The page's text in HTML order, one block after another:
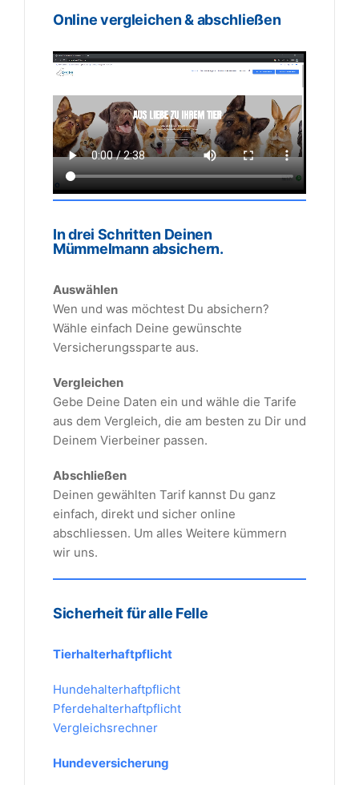
Online vergleichen & abschließen
In drei Schritten Deinen
Mümmelmann absichern.
Auswählen
Wen und was möchtest Du absichern?
Wähle einfach Deine gewünschte
Versicherungssparte aus.
Vergleichen
Gebe Deine Daten ein und wähle die Tarife
aus dem Vergleich, die am besten zu Dir und
Deinem Vierbeiner passen.
Abschließen
Deinen gewählten Tarif kannst Du ganz
einfach, direkt und sicher online
abschliessen. Um alles Weitere kümmern
wir uns.
Sicherheit für alle Felle
Tierhalterhaftpflicht
Hundehalterhaftpflicht
Pferdehalterhaftpflicht
Vergleichsrechner
Hundeversicherung